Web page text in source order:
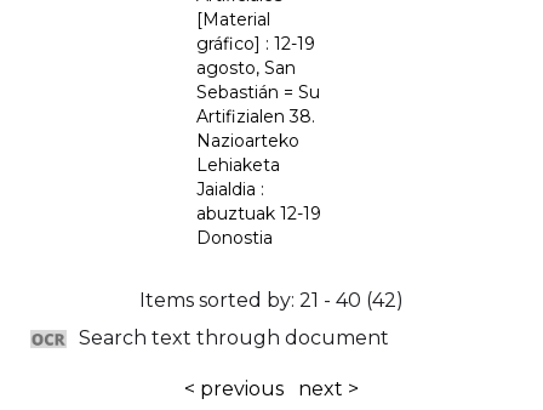
[Material
gráfico] : 12-19
agosto, San
Sebastián = Su
Artifizialen 38.
Nazioarteko
Lehiaketa
Jaialdia :
abuztuak 12-19
Donostia
Items sorted by: 21 - 40 (42)
Search text through document
< previous next >